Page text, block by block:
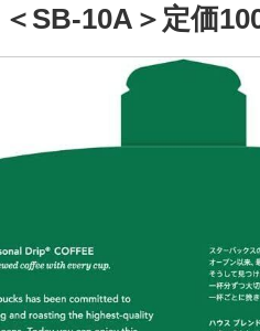
SB-10A＞定価